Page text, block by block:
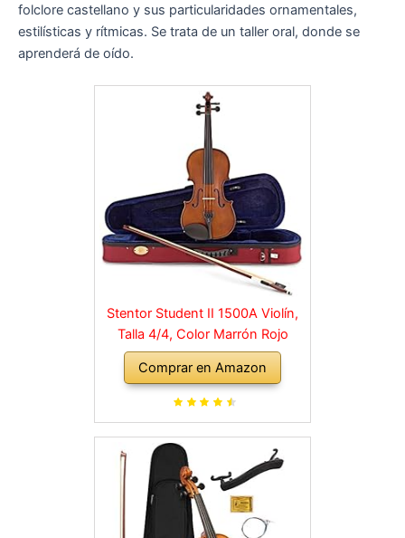
folclore castellano y sus particularidades ornamentales,
estilísticas y rítmicas. Se trata de un taller oral, donde se
aprenderá de oído.
Stentor Student II 1500A Violín,
Talla 4/4, Color Marrón Rojo
Comprar en Amazon